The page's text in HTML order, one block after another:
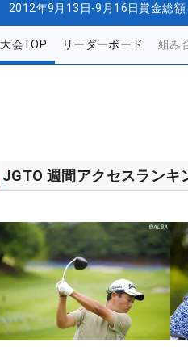
2012年9月13日-9月16日賞金総額
大会TOP リーダーボード 組み
JGTO 週間アクセスランキ